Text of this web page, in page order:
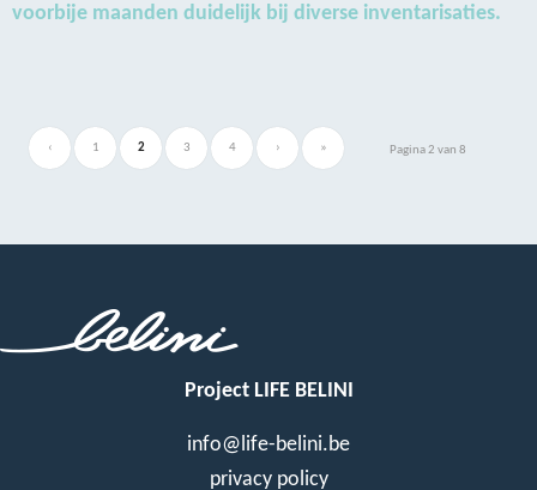
voorbije maanden duidelijk bij diverse inventarisaties.
Pagina 2 van 8
‹ 1 2 3 4 › »
Project LIFE BELINI
info@life-belini.be
privacy policy